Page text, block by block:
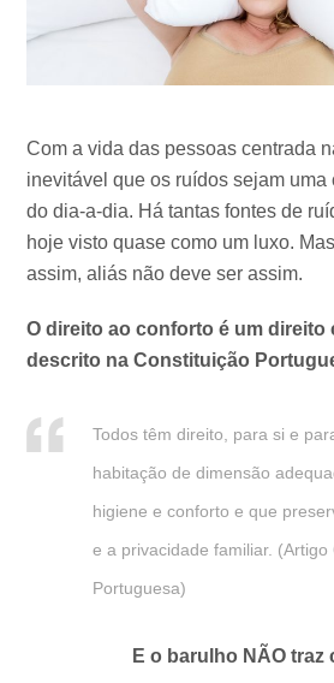
Com a vida das pessoas centrada
inevitável que os ruídos sejam uma
do dia-a-dia. Há tantas fontes de
hoje visto quase como um luxo.
assim, aliás não deve ser assim.
O direito ao conforto é um direito
descrito na Constituição
Todos têm direito, para si e
habitação de dimensão
higiene e conforto e que
e a privacidade familiar. (Artigo
Portuguesa)
E o barulho NÃO traz